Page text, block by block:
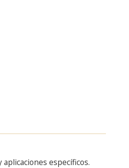
específicos.